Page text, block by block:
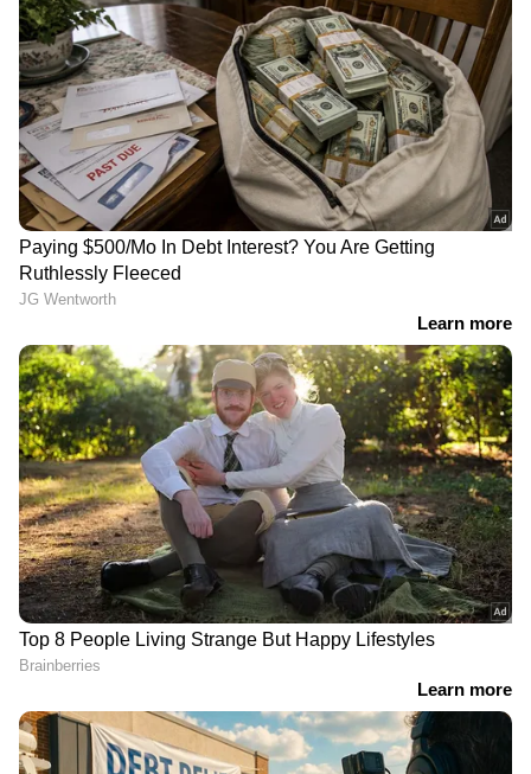
അതേസമയം തിരുവനന്തപുരത്ത്
മകൾക്കൊപ്പം സ്‌കൂട്ടറിൽ സഞ്ചരിച്ച
DOWNLOAD APP
അറിയാൻ
എപ്പോഴും ഏഷ്യാനെറ്റ് ന്യൂസ് വാർത്തകൾ.
Malayalam Newsഅപ്‌ഡേറ്റുകളും
ആഴത്തിലുള്ള വിശകലനവും സമഗ്രമായ
റിപ്പോർട്ടിംഗും — എല്ലാം ഒരൊറ്റ സ്ഥലത്ത്.
ഏത് സമയത്തും, എവിടെയും
വിശ്വസനീയമായ വാർത്തകൾ ലഭിക്കാൻ
Asianet News Malayalam